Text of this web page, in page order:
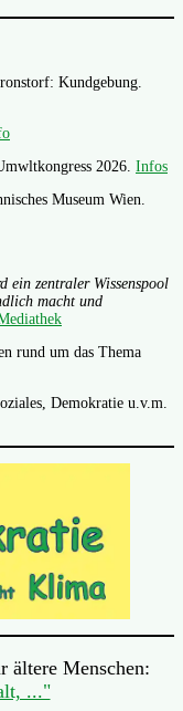
Kundgebung.
2026. Infos
Museum Wien.
zentraler Wissenspool
macht und
rund um das Thema
Demokratie u.v.m.
ältere Menschen:
..."